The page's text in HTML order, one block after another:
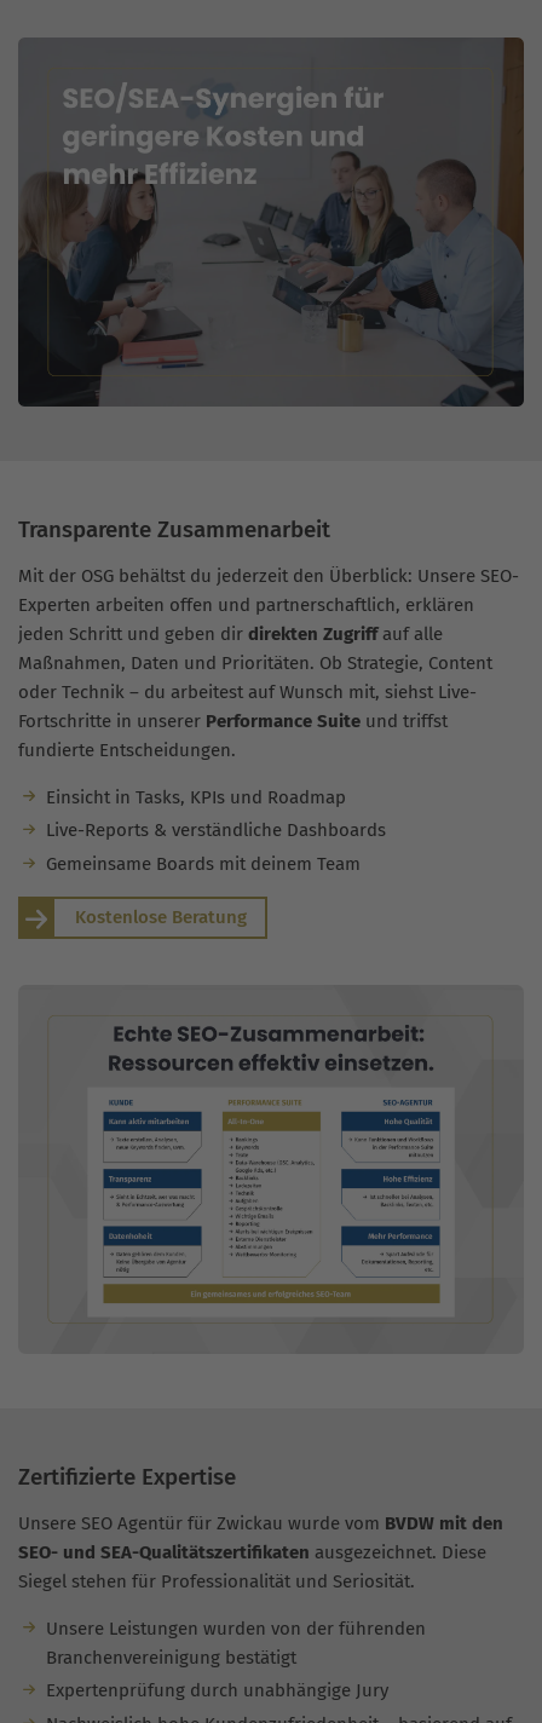
Transparente Zusammenarbeit
Mit der OSG behältst du jederzeit den Überblick: Unsere SEO-
Experten arbeiten offen und partnerschaftlich, erklären
jeden Schritt und geben dir direkten Zugriffauf alle
Maßnahmen, Daten und Prioritäten. Ob Strategie, Content
oder Technik – du arbeitest auf Wunsch mit, siehst Live-
Fortschritte in unserer Performance Suite und triffst
fundierte Entscheidungen.
Einsicht in Tasks, KPIs und Roadmap
Live-Reports & verständliche Dashboards
Gemeinsame Boards mit deinem Team
Kostenlose Beratung
Zertifizierte Expertise
Unsere SEO Agentür für Zwickau wurde vom BVDW mit den
SEO- und SEA-Qualitätszertifikaten ausgezeichnet. Diese
Siegel stehen für Professionalität und Seriosität.
Unsere Leistungen wurden von der führenden
Branchenvereinigung bestätigt
Expertenprüfung durch unabhängige Jury